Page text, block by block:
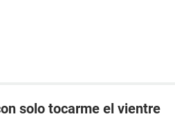
solo tocarme el vientre